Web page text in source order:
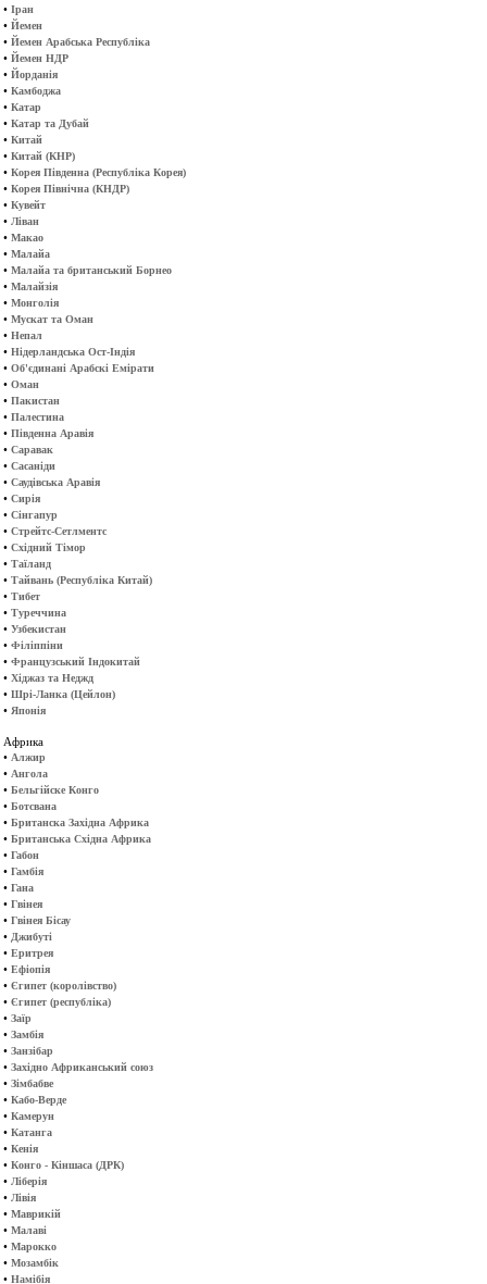
• Іран
• Йемен
• Йемен Арабська Республіка
• Йемен НДР
• Йорданія
• Камбоджа
• Катар
• Катар та Дубай
• Китай
• Китай (КНР)
• Корея Південна (Республіка Корея)
• Корея Північна (КНДР)
• Кувейт
• Ліван
• Макао
• Малайа
• Малайа та британський Борнео
• Малайзія
• Монголія
• Мускат та Оман
• Непал
• Нідерландська Ост-Індія
• Об'єдинані Арабскі Емірати
• Оман
• Пакистан
• Палестина
• Південна Аравія
• Саравак
• Сасаніди
• Саудівська Аравія
• Сирія
• Сінгапур
• Стрейтс-Сетлментс
• Східний Тімор
• Таїланд
• Тайвань (Республіка Китай)
• Тибет
• Туреччина
• Узбекистан
• Філіппіни
• Французський Індокитай
• Хіджаз та Неджд
• Шрі-Ланка (Цейлон)
• Японія
Африка
• Алжир
• Ангола
• Бельгійске Конго
• Ботсвана
• Британска Західна Африка
• Британська Східна Африка
• Габон
• Гамбія
• Гана
• Гвінея
• Гвінея Бісау
• Джибуті
• Еритрея
• Ефіопія
• Єгипет (королівство)
• Єгипет (республіка)
• Заїр
• Замбія
• Занзібар
• Західно Африканський союз
• Зімбабве
• Кабо-Верде
• Камерун
• Катанга
• Кенія
• Конго - Кіншаса (ДРК)
• Ліберія
• Лівія
• Маврикій
• Малаві
• Марокко
• Мозамбік
• Намібія